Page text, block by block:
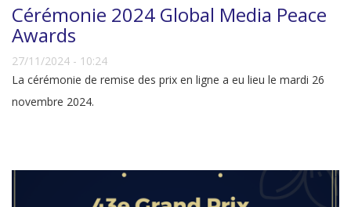
Cérémonie 2024 Global Media Peace
Awards
27/11/2024 - 10:24
La cérémonie de remise des prix en ligne a eu lieu le mardi 26
novembre 2024.